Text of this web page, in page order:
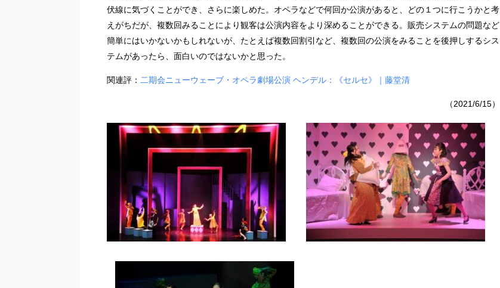
伏線に気づくことができ、さらに楽しめた。オペラなどで何回か公演があると、どの１つに行こうかと考
えがちだが、複数回みることにより観客は公演内容をより深めることができる。販売システムの問題など
簡単にはいかないかもしれないが、たとえば複数回割引など、複数回の公演をみることを後押しするシス
テムがあったら、面白いのではないかと思った。
関連評： 二期会ニューウェーブ・オペラ劇場公演 ヘンデル：《セルセ》｜藤堂清
（2021/6/15）